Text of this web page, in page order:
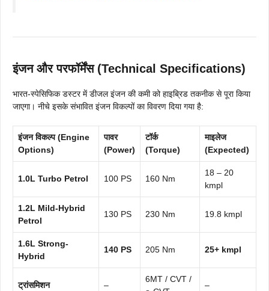
इंजन और परफॉर्मेंस (Technical Specifications)
भारत-स्पेसिफिक डस्टर में डीजल इंजन की कमी को हाइब्रिड तकनीक से पूरा किया
जाएगा। नीचे इसके संभावित इंजन विकल्पों का विवरण दिया गया है:
इंजन विकल्प (Engine
Options)
पावर
(Power)
टॉर्क
(Torque)
माइलेज
(Expected)
1.0L Turbo Petrol 100 PS 160 Nm
18 – 20
kmpl
1.2L Mild-Hybrid
Petrol
130 PS 230 Nm 19.8 kmpl
1.6L Strong-
Hybrid
140 PS 205 Nm 25+ kmpl
ट्रांसमिशन –
6MT / CVT /
–